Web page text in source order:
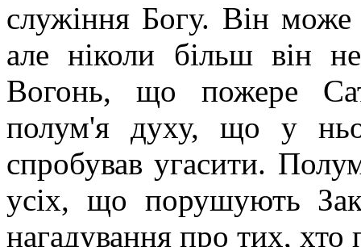
служіння Богу. Він може
але ніколи більш він
Вогонь, що пожере
полум'я духу, що у
спробував угасити.
усіх, що порушують
нагадування про тих, хто